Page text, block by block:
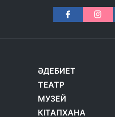
ӘДЕБИЕТ
ТЕАТР
МУЗЕЙ
КІТАПХАНА